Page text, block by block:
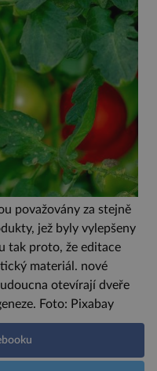
považovány za stejně
jež byly vylepšeny
tak proto, že editace
materiál. nové
otevírají dveře
Foto: Pixabay